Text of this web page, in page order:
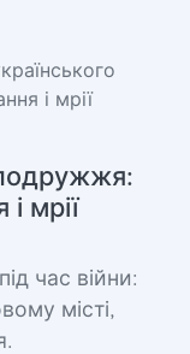
і мрії
мрії
час війни:
місті,